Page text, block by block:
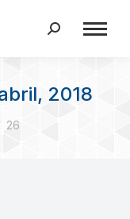
Buscar:
2018
26